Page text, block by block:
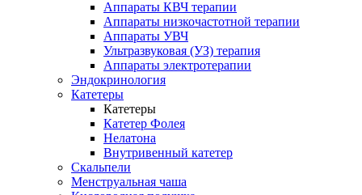
Аппараты КВЧ терапии
Аппараты низкочастотной терапии
Аппараты УВЧ
Ультразвуковая (УЗ) терапия
Аппараты электротерапии
Эндокринология
Катетеры
Катетеры
Катетер Фолея
Нелатона
Внутривенный катетер
Скальпели
Менструальная чаша